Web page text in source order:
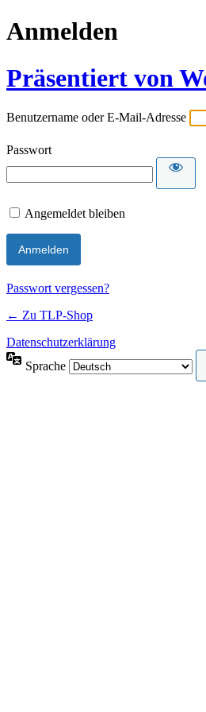
Anmelden
Präsentiert von
Benutzername oder E-Mail-Adresse
Passwort
Angemeldet bleiben
Passwort vergessen?
← Zu TLP-Shop
Datenschutzerklärung
Sprache